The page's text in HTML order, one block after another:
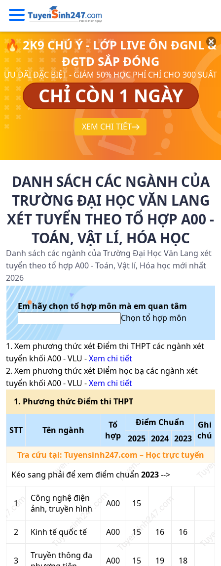
🔥 2K9 CHÚ Ý - LỚP LIVE ÔN ĐGNL &
ĐGTD SẮP ĐÓNG
ƯU ĐÃI ĐẶC BIỆT - GIẢM 50% HỌC PHÍ CHỈ CHO 300 SUẤT
CHỈ CÒN 1 NGÀY
XEM CHI TIẾT
DANH SÁCH CÁC NGÀNH CỦA
TRƯỜNG ĐẠI HỌC VĂN LANG
XÉT TUYỂN THEO TỔ HỢP A00 -
TOÁN, VẬT LÍ, HÓA HỌC
Danh sách các ngành của Trường Đại Học Văn Lang xét
tuyển theo tổ hợp A00 - Toán, Vật lí, Hóa học mới nhất
2026
Em hãy chọn tổ hợp môn mà em quan tâm
Chọn tổ hợp môn
1. Xem phương thức xétĐiểm thi THPTcác ngành xét
tuyển khối A00-VLU -Xem chi tiết
2. Xem phương thức xétĐiểm học bạ các ngành xét
tuyển khối A00-VLU -Xem chi tiết
1. Phương thứcĐiểm thi THPT
STT Tên ngành
Tổ
hợp
Điểm Chuẩn
Ghi
chú
2025 2024 2023
Tra cứu tại: Tuyensinh247.com – Học trực tuyến
Kéo sang phải để xem điểm chuẩn 2023-->
1
Công nghệ điện
ảnh, truyền hình
A00 15
2 Kinh tế quốc tế A00 15 16 16
3
Truyền thông đa
A00 15 19 18